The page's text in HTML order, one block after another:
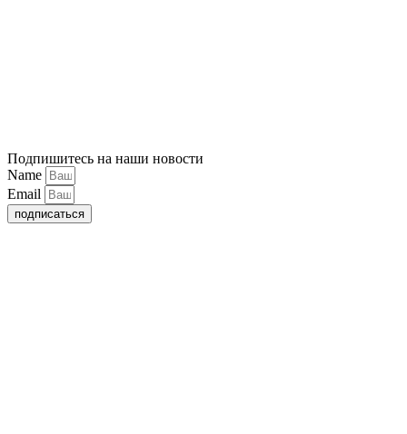
Подпишитесь на наши новости
Name
Email
подписаться